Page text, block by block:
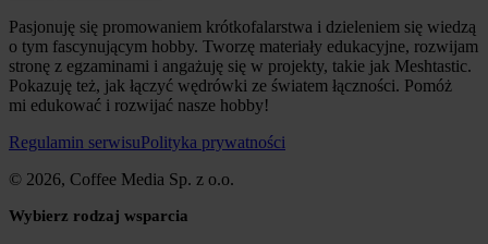
Pasjonuję się promowaniem krótkofalarstwa i dzieleniem się wiedzą
o tym fascynującym hobby. Tworzę materiały edukacyjne, rozwijam
stronę z egzaminami i angażuję się w projekty, takie jak Meshtastic.
Pokazuję też, jak łączyć wędrówki ze światem łączności. Pomóż
mi edukować i rozwijać nasze hobby!
Regulamin serwisuPolityka prywatności
© 2026, Coffee Media Sp. z o.o.
Wybierz rodzaj wsparcia